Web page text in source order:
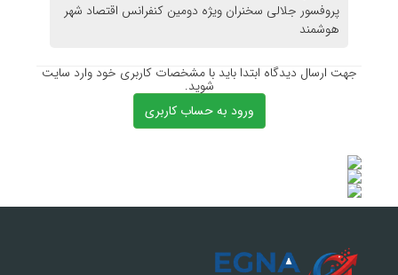
پروفسور جلالی سخنران ویژه دومین کنفرانس اقتصاد شهر
هوشمند
جهت ارسال دیدگاه ابتدا باید با مشخصات کاربری خود وارد سایت
شوید.
ورود به حساب کاربری